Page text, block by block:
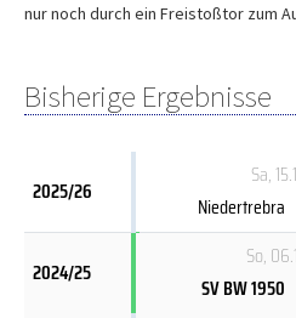
nur noch durch ein Freistoßtor zum
Bisherige Ergebnisse
2025/26
Sa,
Niedertrebra
2024/25
So,
SV BW 1950